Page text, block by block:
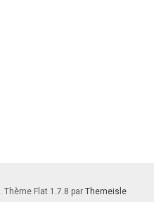
. Thème Flat 1.7.8 par Themeisle